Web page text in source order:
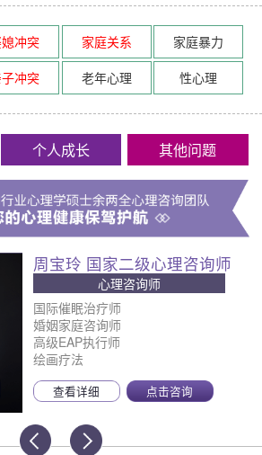
冲突 家庭关系
家庭暴力
冲突
老年心理 性心理
个人成长 其他问题
周宝玲 国家二级心理咨询师
心理咨询师
国际催眠治疗师
婚姻家庭咨询师
高级EAP执行师
绘画疗法
查看详细 点击咨询